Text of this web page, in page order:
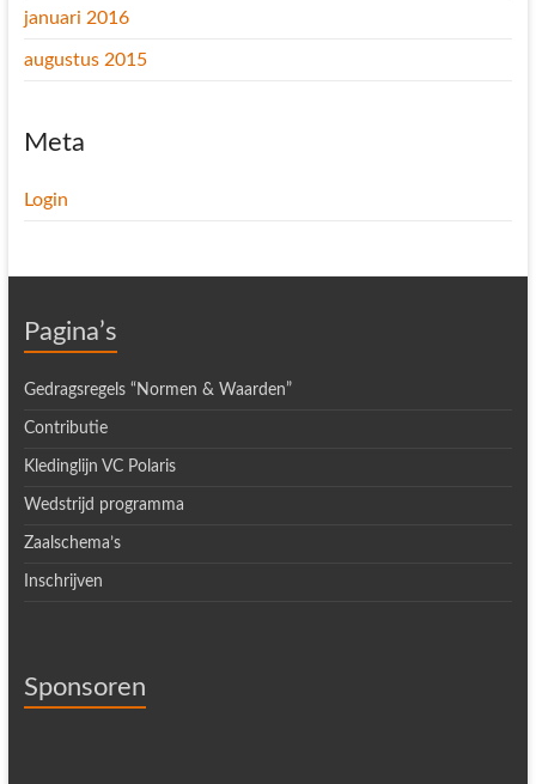
januari 2016
augustus 2015
Meta
Login
Pagina’s
Gedragsregels “Normen & Waarden”
Contributie
Kledinglijn VC Polaris
Wedstrijd programma
Zaalschema’s
Inschrijven
Sponsoren